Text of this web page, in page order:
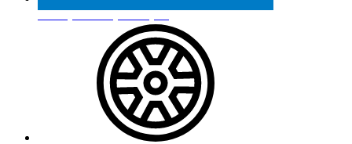
Реестр МинПромТорга